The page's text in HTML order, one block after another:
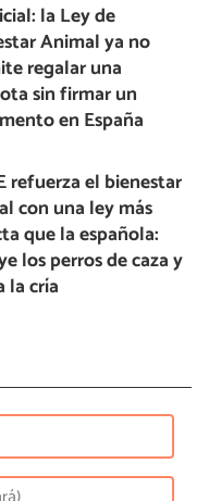
la Ley de
Animal ya no
regalar una
sin firmar un
en España
refuerza el bienestar
con una ley más
que la española:
los perros de caza y
la cría